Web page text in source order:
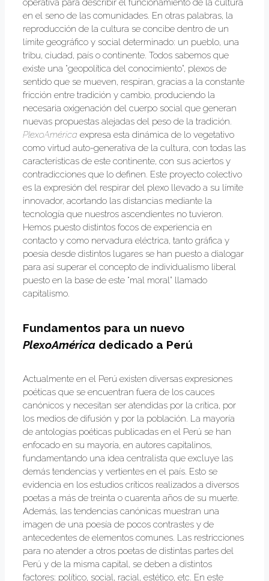
operativa para describir el funcionamiento de la cultura
en el seno de las comunidades. En otras palabras, la
reproducción de la cultura se concibe dentro de un
límite geográfico y social determinado: un pueblo, una
tribu, ciudad, país o continente. Todos sabemos que
existe una “geopolítica del conocimiento”, plexos de
sentido que se mueven, respiran, gracias a la constante
fricción entre tradición y cambio, produciendo la
necesaria oxigenación del cuerpo social que generan
nuevas propuestas alejadas del peso de la tradición.
PlexoAmérica expresa esta dinámica de lo vegetativo
como virtud auto-generativa de la cultura, con todas las
características de este continente, con sus aciertos y
contradicciones que lo definen. Este proyecto colectivo
es la expresión del respirar del plexo llevado a su límite
innovador, acortando las distancias mediante la
tecnología que nuestros ascendientes no tuvieron.
Hemos puesto distintos focos de experiencia en
contacto y como nervadura eléctrica, tanto gráfica y
poesía desde distintos lugares se han puesto a dialogar
para así superar el concepto de individualismo liberal
puesto en la base de este “mal moral” llamado
capitalismo.
Fundamentos para un nuevo
PlexoAmérica dedicado a Perú
Actualmente en el Perú existen diversas expresiones
poéticas que se encuentran fuera de los cauces
canónicos y necesitan ser atendidas por la crítica, por
los medios de difusión y por la población. La mayoría
de antologías poéticas publicadas en el Perú se han
enfocado en su mayoría, en autores capitalinos,
fundamentando una idea centralista que excluye las
demás tendencias y vertientes en el país. Esto se
evidencia en los estudios críticos realizados a diversos
poetas a más de treinta o cuarenta años de su muerte.
Además, las tendencias canónicas muestran una
imagen de una poesía de pocos contrastes y de
antecedentes de elementos comunes. Las restricciones
para no atender a otros poetas de distintas partes del
Perú y de la misma capital, se deben a distintos
factores: político, social, racial, estético, etc. En este